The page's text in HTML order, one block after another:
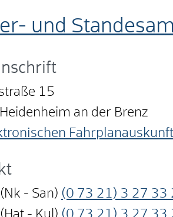
und
15
Heidenheim an der Brenz
Fahrplanauskunft
(Nk - San) (0 73 21) 3 27 33